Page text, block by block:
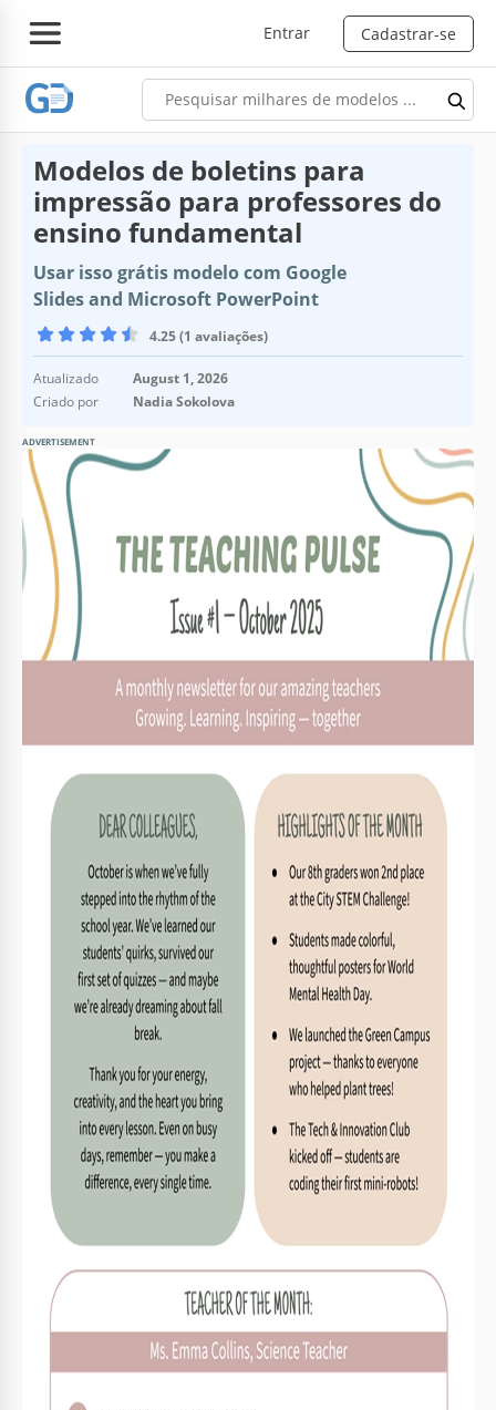
Entrar Cadastrar-se
Modelos de boletins para
impressão para professores do
ensino fundamental
Usar isso grátis modelo com Google
Slides and Microsoft PowerPoint
4.25 (1 avaliações)
Atualizado
August 1, 2026
Criado por
Nadia Sokolova
ADVERTISEMENT